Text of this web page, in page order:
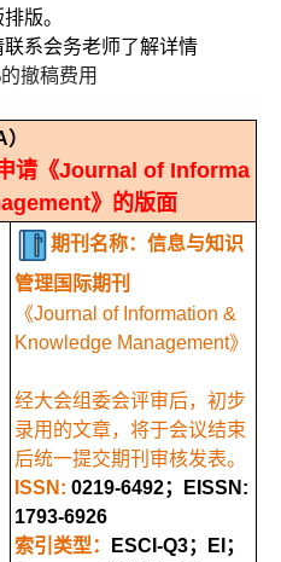
版。
系会务老师了解详情
撤稿费用
请《Journal of Informa
》的版面
期刊名称：信息与知识
管理国际期刊
《Journal of Information &
Knowledge Management》
经大会组委会评审后，初步
录用的文章，将于会议结束
后统一提交期刊审核发表。
ISSN: 0219-6492；EISSN:
1793-6926
索引类型：
ESCI-Q3；EI；